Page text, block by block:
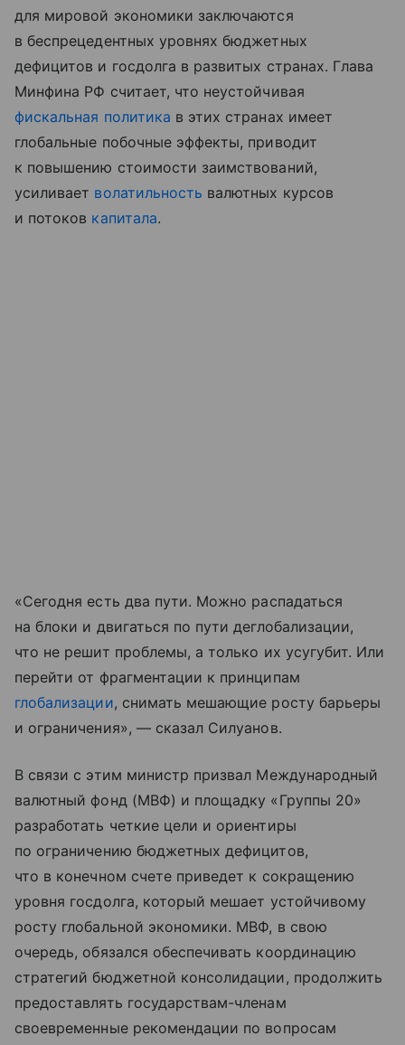
для мировой экономики заключаются
в беспрецедентных уровнях бюджетных
дефицитов и госдолга в развитых странах. Глава
Минфина РФ считает, что неустойчивая
фискальная политика в этих странах имеет
глобальные побочные эффекты, приводит
к повышению стоимости заимствований,
усиливает волатильность валютных курсов
и потоков капитала.
«Сегодня есть два пути. Можно распадаться
на блоки и двигаться по пути деглобализации,
что не решит проблемы, а только их усугубит. Или
перейти от фрагментации к принципам
глобализации, снимать мешающие росту барьеры
и ограничения», — сказал Силуанов.
В связи с этим министр призвал Международный
валютный фонд (МВФ) и площадку «Группы 20»
разработать четкие цели и ориентиры
по ограничению бюджетных дефицитов,
что в конечном счете приведет к сокращению
уровня госдолга, который мешает устойчивому
росту глобальной экономики. МВФ, в свою
очередь, обязался обеспечивать координацию
стратегий бюджетной консолидации, продолжить
предоставлять государствам-членам
своевременные рекомендации по вопросам